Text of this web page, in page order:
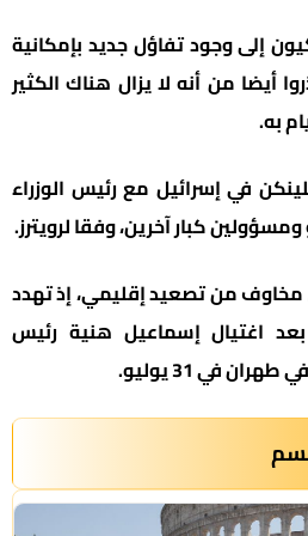
إلى وجود تفاؤل جديد بإمكانية
أيضا من أنه لا يزال هناك الكثير
به.
في إسرائيل مع رئيس الوزراء
كبار آخرين، وفقا لرويترز.
من تصعيد إقليمي، إذ تهدد
بعد اغتيال إسماعيل هنية رئيس
في 31 يوليو.